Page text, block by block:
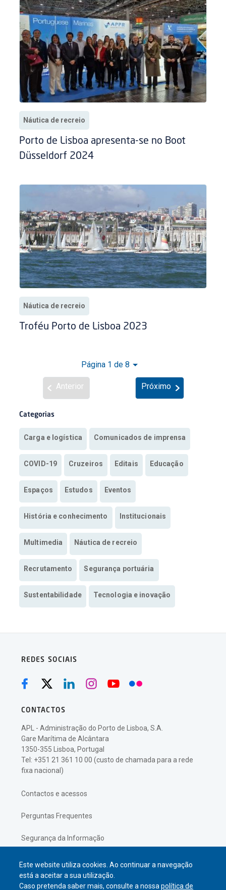
Este website utiliza cookies. Ao continuar a navegação
está a aceitar a sua utilização.
Caso pretenda saber mais, consulte a nossapolítica de
Náutica de recreio
Porto de Lisboa apresenta-se no Boot
Düsseldorf 2024
Náutica de recreio
Troféu Porto de Lisboa 2023
Página 1 de 8
Anterior Próximo
Categorias
Carga e logística Comunicados de imprensa
COVID-19 Cruzeiros Editais Educação
Espaços Estudos Eventos
História e conhecimento Institucionais
Multimedia Náutica de recreio
Recrutamento Segurança portuária
Sustentabilidade Tecnologia e inovação
REDES SOCIAIS
CONTACTOS
APL - Administração do Porto de Lisboa, S.A.
Gare Marítima de Alcântara
1350-355 Lisboa, Portugal
Tel: +351 21 361 10 00 (custo de chamada para a rede
fixa nacional)
Contactos e acessos
Perguntas Frequentes
Segurança da Informação
Política de Privacidade